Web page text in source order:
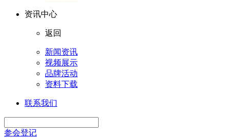
资讯中心
返回
新闻资讯
视频展示
品牌活动
资料下载
联系我们
参会登记